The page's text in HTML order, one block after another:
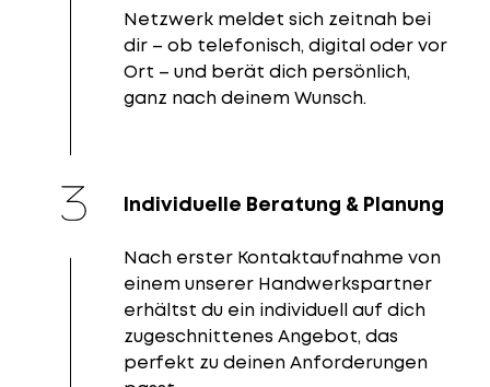
Netzwerk meldet sich zeitnah bei
dir – ob telefonisch, digital oder vor
Ort – und berät dich persönlich,
ganz nach deinem Wunsch.
Individuelle Beratung & Planung
Nach erster Kontaktaufnahme von
einem unserer Handwerkspartner
erhältst du ein individuell auf dich
zugeschnittenes Angebot, das
perfekt zu deinen Anforderungen